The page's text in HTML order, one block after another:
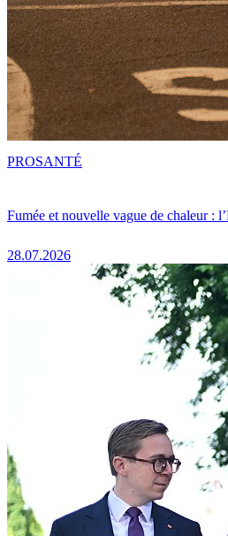
Fumée et nouvelle vague de chaleur :
28.07.2026
PROSANTÉ